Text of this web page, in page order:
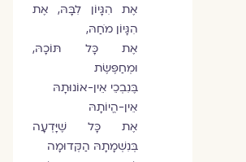
אֶת הִגָּיוֹן לִבָּהּ, אֶת
הִגָּיוֹן מֹחַהּ,
אֶת כָּל תּוֹכָהּ,
וּמְחַפֶּשֶׂת
בֶּנִבְכֵי אֵין-אוֹנוּתָהּ
אֵין-הֱיוֹתָהּ
אֶת כָּל שֶׁיָּדְעָה
בְּנִשְׁמָתָהּ הַקְּדוּמָה